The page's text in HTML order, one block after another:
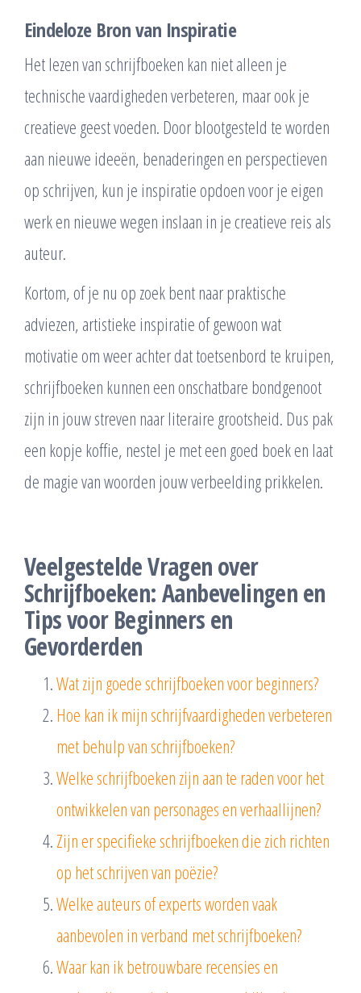
Eindeloze Bron van Inspiratie
Het lezen van schrijfboeken kan niet alleen je
technische vaardigheden verbeteren, maar ook je
creatieve geest voeden. Door blootgesteld te worden
aan nieuwe ideeën, benaderingen en perspectieven
op schrijven, kun je inspiratie opdoen voor je eigen
werk en nieuwe wegen inslaan in je creatieve reis als
auteur.
Kortom, of je nu op zoek bent naar praktische
adviezen, artistieke inspiratie of gewoon wat
motivatie om weer achter dat toetsenbord te kruipen,
schrijfboeken kunnen een onschatbare bondgenoot
zijn in jouw streven naar literaire grootsheid. Dus pak
een kopje koffie, nestel je met een goed boek en laat
de magie van woorden jouw verbeelding prikkelen.
Veelgestelde Vragen over
Schrijfboeken: Aanbevelingen en
Tips voor Beginners en
Gevorderden
Wat zijn goede schrijfboeken voor beginners?
Hoe kan ik mijn schrijfvaardigheden verbeteren
met behulp van schrijfboeken?
Welke schrijfboeken zijn aan te raden voor het
ontwikkelen van personages en verhaallijnen?
Zijn er specifieke schrijfboeken die zich richten
op het schrijven van poëzie?
Welke auteurs of experts worden vaak
aanbevolen in verband met schrijfboeken?
Waar kan ik betrouwbare recensies en